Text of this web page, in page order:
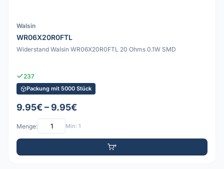
Walsin
WR06X20R0FTL
Widerstand Walsin WR06X20R0FTL 20 Ohms 0.1W SMD
237
Packung mit 5000 Stück
9.95€ – 9.95€
Menge: Min: 1